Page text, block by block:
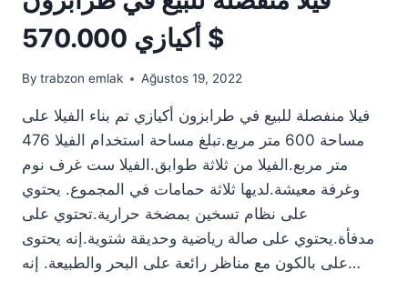
أكيازي 570.000 $
By trabzon emlak Ağustos 19, 2022
فيلا منفصلة للبيع في طرابزون أكيازي تم بناء الفيلا على
مساحة 600 متر مربع.تبلغ مساحة استخدام الفيلا 476
متر مربع.الفيلا من ثلاثة طوابق.الفيلا ست غرف نوم
وغرفة معيشة.لديها ثلاثة حمامات في المجموع. يحتوي
على نظام تسخين بمضخة حرارية.تحتوي على
مدفأة.يحتوي على صالة رياضية وحديقة شتوية.إنه يحتوى
على بالكون مع مناظر رائعة على البحر والطبيعة. إنه…